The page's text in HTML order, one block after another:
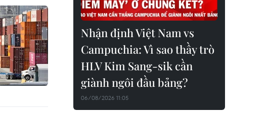
Nhận định Việt Nam vs
Campuchia: Vì sao thầy trò
HLV Kim Sang-sik cần
giành ngôi đầu bảng?
06/08/2026 11:05